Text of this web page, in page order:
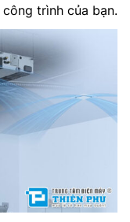
trình của bạn.